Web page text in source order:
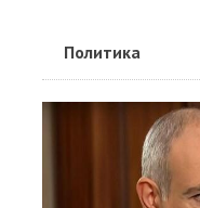
Политика